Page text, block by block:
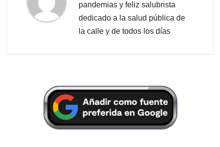
pandemias y feliz salubrista
dedicado a la salud pública de
la calle y de todos los días